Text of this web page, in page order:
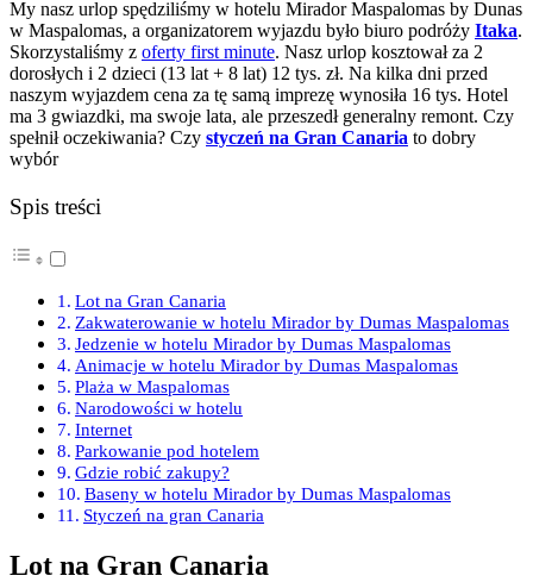
My nasz urlop spędziliśmy w hotelu Mirador Maspalomas by Dunas
w Maspalomas, a organizatorem wyjazdu było biuro podróży Itaka.
Skorzystaliśmy z oferty first minute. Nasz urlop kosztował za 2
dorosłych i 2 dzieci (13 lat + 8 lat) 12 tys. zł. Na kilka dni przed
naszym wyjazdem cena za tę samą imprezę wynosiła 16 tys. Hotel
ma 3 gwiazdki, ma swoje lata, ale przeszedł generalny remont. Czy
spełnił oczekiwania? Czy styczeń na Gran Canaria to dobry
wybór
Spis treści
Lot na Gran Canaria
Zakwaterowanie w hotelu Mirador by Dumas Maspalomas
Jedzenie w hotelu Mirador by Dumas Maspalomas
Animacje w hotelu Mirador by Dumas Maspalomas
Plaża w Maspalomas
Narodowości w hotelu
Internet
Parkowanie pod hotelem
Gdzie robić zakupy?
Baseny w hotelu Mirador by Dumas Maspalomas
Styczeń na gran Canaria
Lot na Gran Canaria